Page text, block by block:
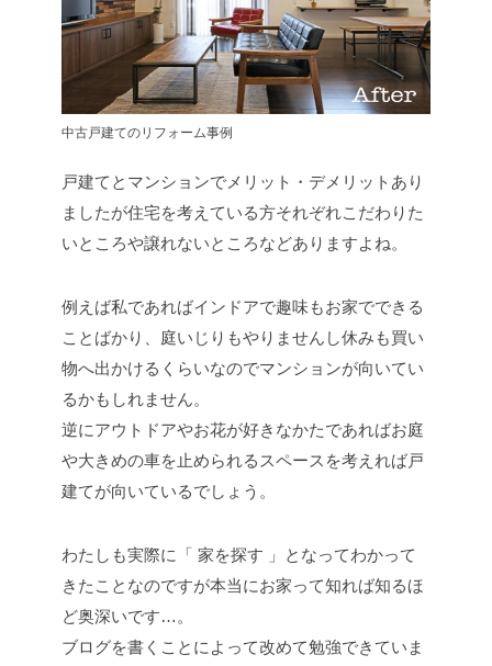
中古戸建てのリフォーム事例
戸建てとマンションでメリット・デメリットあり
ましたが住宅を考えている方それぞれこだわりた
いところや譲れないところなどありますよね。
例えば私であればインドアで趣味もお家でできる
ことばかり、庭いじりもやりませんし休みも買い
物へ出かけるくらいなのでマンションが向いてい
るかもしれません。
逆にアウトドアやお花が好きなかたであればお庭
や大きめの車を止められるスペースを考えれば戸
建てが向いているでしょう。
わたしも実際に「 家を探す 」となってわかって
きたことなのですが本当にお家って知れば知るほ
ど奥深いです…。
ブログを書くことによって改めて勉強できていま